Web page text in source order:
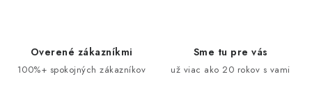
Overené zákazníkmi
100%+ spokojných zákazníkov
Sme tu pre vás
už viac ako 20 rokov s vami